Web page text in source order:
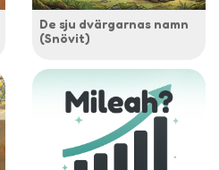
De sju dvärgarnas namn
(Snövit)